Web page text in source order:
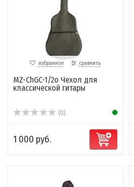
избранное сравнить
MZ-ChGC-1/2o Чехол для
классической гитары
(0)
1 000 руб.